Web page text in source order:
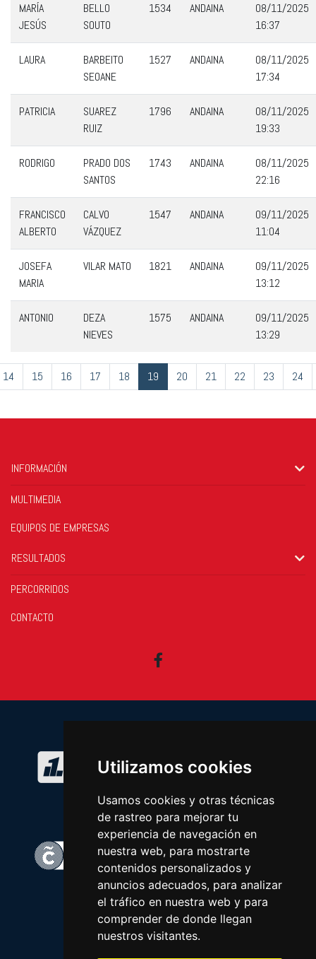
Utilizamos cookies
Usamos cookies y otras técnicas
de rastreo para mejorar tu
experiencia de navegación en
nuestra web, para mostrarte
contenidos personalizados y
anuncios adecuados, para analizar
el tráfico en nuestra web y para
comprender de donde llegan
nuestros visitantes.
MARÍA
JESÚS
BELLO
SOUTO
1534 ANDAINA
08/11/2025
16:37
LAURA
BARBEITO
SEOANE
1527 ANDAINA
08/11/2025
17:34
PATRICIA
SUAREZ
RUIZ
1796 ANDAINA
08/11/2025
19:33
RODRIGO
PRADO DOS
SANTOS
1743 ANDAINA
08/11/2025
22:16
FRANCISCO
ALBERTO
CALVO
VÁZQUEZ
1547 ANDAINA
09/11/2025
11:04
JOSEFA
MARIA
VILAR MATO 1821 ANDAINA
09/11/2025
13:12
ANTONIO
DEZA
NIEVES
1575 ANDAINA
09/11/2025
13:29
14 15 16 17 18 19 20 21 22 23 24
INFORMACIÓN
MULTIMEDIA
EQUIPOS DE EMPRESAS
RESULTADOS
PERCORRIDOS
CONTACTO
Facebook